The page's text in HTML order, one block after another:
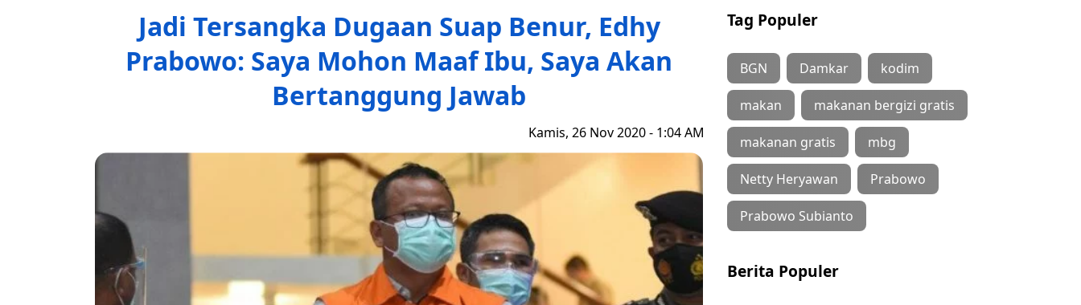
Jadi Tersangka Dugaan Suap Benur, Edhy
Prabowo: Saya Mohon Maaf Ibu, Saya Akan
Bertanggung Jawab
Kamis, 26 Nov 2020 - 1:04 AM
Tag Populer
BGN Damkar kodim
makan makanan bergizi gratis
makanan gratis mbg
Netty Heryawan Prabowo
Prabowo Subianto
Berita Populer